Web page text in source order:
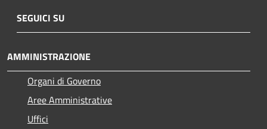
SEGUICI SU
AMMINISTRAZIONE
Organi di Governo
Aree Amministrative
Uffici